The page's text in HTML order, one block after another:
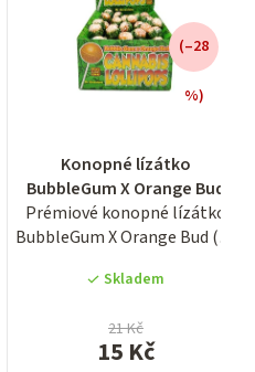
Konopné lízátko
BubbleGum X Orange Bud
Prémiové konopné lízátko
BubbleGum X Orange Bud (17
Skladem
15 Kč
21 Kč
(–28
%)